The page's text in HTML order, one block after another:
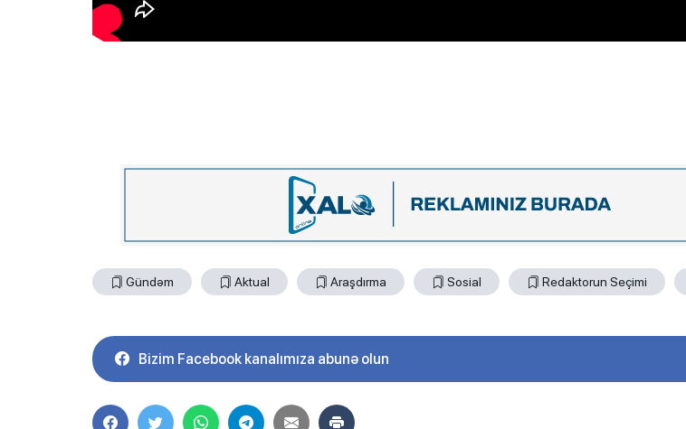
Gündəm Aktual Araşdırma Sosial Redaktorun Seçimi
Bizim Facebook kanalımıza abunə olun